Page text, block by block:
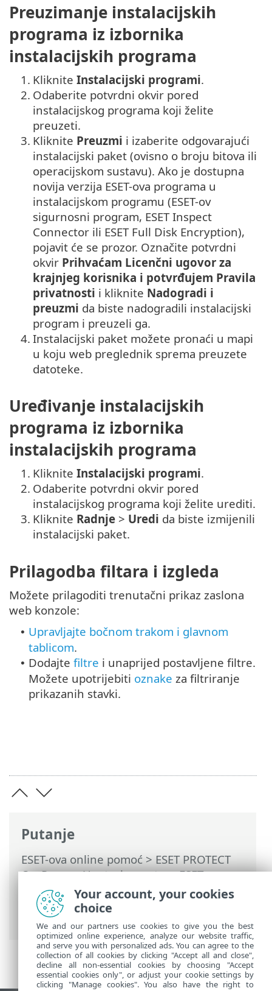
Putanje
ESET-ova online pomoć > ESET PROTECT
On-Prem>Upotreba sustava ESET
PROTECT On-Prem>ESET PROTECT On-
Prem Glavni izbornik
> Instalacijski
programi
Preuzimanje instalacijskih
programa iz izbornika
instalacijskih programa
1. Kliknite Instalacijski programi.
2. Odaberite potvrdni okvir pored
instalacijskog programa koji želite
preuzeti.
3. Kliknite Preuzmi i izaberite odgovarajući
instalacijski paket (ovisno o broju bitova ili
operacijskom sustavu). Ako je dostupna
novija verzija ESET-ova programa u
instalacijskom programu (ESET-ov
sigurnosni program, ESET Inspect
Connector ili ESET Full Disk Encryption),
pojavit će se prozor. Označite potvrdni
okvir Prihvaćam Licenčni ugovor za
krajnjeg korisnika i potvrđujem Pravila
privatnosti i kliknite Nadogradi i
preuzmi da biste nadogradili instalacijski
program i preuzeli ga.
4. Instalacijski paket možete pronaći u mapi
u koju web preglednik sprema preuzete
datoteke.
Uređivanje instalacijskih
programa iz izbornika
instalacijskih programa
1. Kliknite Instalacijski programi.
2. Odaberite potvrdni okvir pored
instalacijskog programa koji želite urediti.
3. Kliknite Radnje > Uredi da biste izmijenili
instalacijski paket.
Prilagodba filtara i izgleda
Možete prilagoditi trenutačni prikaz zaslona
web konzole:
• Upravljajte bočnom trakom i glavnom
tablicom.
• Dodajte filtre i unaprijed postavljene filtre.
Možete upotrijebiti oznake za filtriranje
prikazanih stavki.
Your account, your cookies
choice
We and our partners use cookies to give you the best
optimized online experience, analyze our website traffic,
and serve you with personalized ads. You can agree to the
collection of all cookies by clicking "Accept all and close",
decline all non-essential cookies by choosing "Accept
essential cookies only", or adjust your cookie settings by
clicking "Manage cookies". You also have the right to